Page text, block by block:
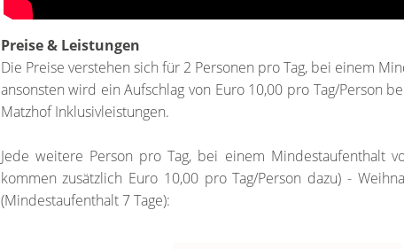
Preise & Leistungen
Die Preise verstehen sich für 2 Personen pro Tag, bei einem
ansonsten wird ein Aufschlag von Euro 10,00 pro Tag/Person
Matzhof Inklusivleistungen.
Jede weitere Person pro Tag, bei einem Mindestaufenthalt
kommen zusätzlich Euro 10,00 pro Tag/Person dazu) -
(Mindestaufenthalt 7 Tage):